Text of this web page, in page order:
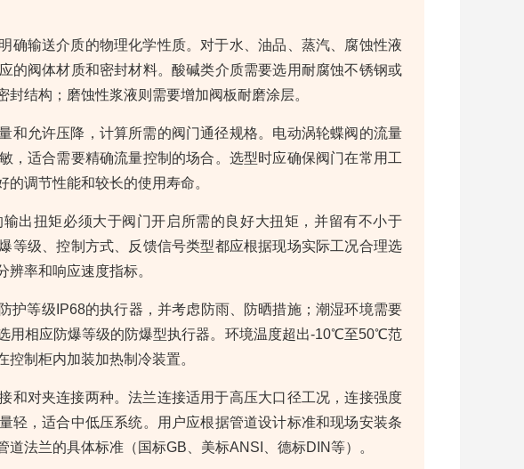
确输送介质的物理化学性质。对于水、油品、蒸汽、腐蚀性液
的阀体材质和密封材料。酸碱类介质需要选用耐腐蚀不锈钢或
结构；磨蚀性浆液则需要增加阀板耐磨涂层。
和允许压降，计算所需的阀门通径规格。电动涡轮蝶阀的流量
，适合需要精确流量控制的场合。选型时应确保阀门在常用工
调节性能和较长的使用寿命。
输出扭矩必须大于阀门开启所需的良好大扭矩，并留有不小于
等级、控制方式、反馈信号类型都应根据现场实际工况合理选
率和响应速度指标。
护等级IP68的执行器，并考虑防雨、防晒措施；潮湿环境需要
用相应防爆等级的防爆型执行器。环境温度超出-10℃至50℃范
制柜内加装加热制冷装置。
和对夹连接两种。法兰连接适用于高压大口径工况，连接强度
轻，适合中低压系统。用户应根据管道设计标准和现场安装条
法兰的具体标准（国标GB、美标ANSI、德标DIN等）。